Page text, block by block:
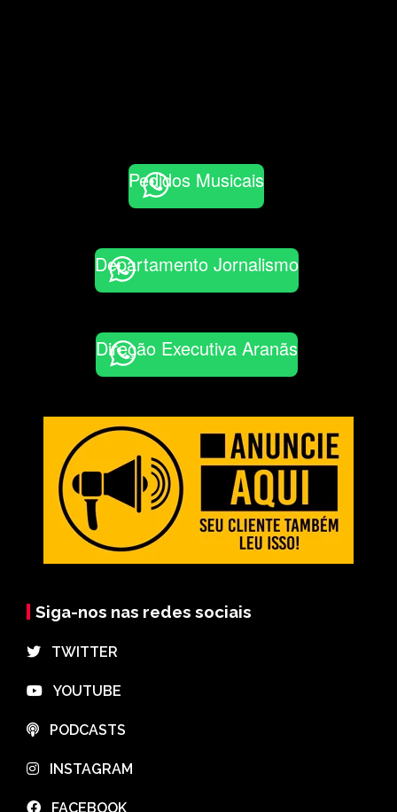
Pedidos Musicais
Departamento Jornalismo
Direção Executiva Aranãs
Siga-nos nas redes sociais
⠀TWITTER
⠀YOUTUBE
⠀PODCASTS
⠀INSTAGRAM
⠀FACEBOOK